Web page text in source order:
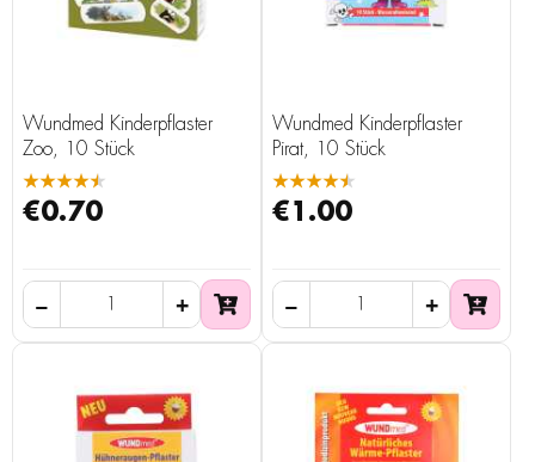
Wundmed Kinderpflaster
Zoo, 10 Stück
★★★★★
€0.70
Wundmed Kinderpflaster
Pirat, 10 Stück
★★★★★
€1.00